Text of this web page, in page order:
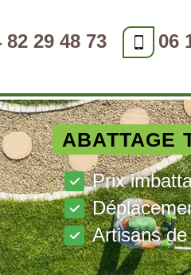
82 29 48 73 06
ABATTAGE
Prix
Artisans